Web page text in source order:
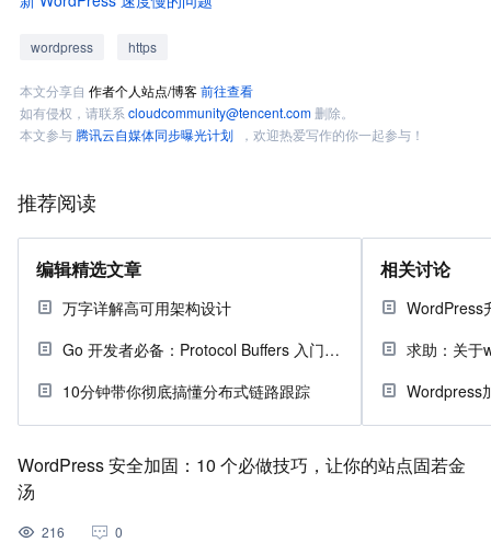
wordpress https
本文分享自 作者个人站点/博客前往查看
如有侵权，请联系 cloudcommunity@tencent.com删除。
本文参与 腾讯云自媒体同步曝光计划 ，欢迎热爱写作的你一起参与！
推荐阅读
编辑精选文章
万字详解高可用架构设计
Go 开发者必备：Protocol Buffers 入门指南
10分钟带你彻底搞懂分布式链路跟踪
相关讨论
WordPress
求助：关于
WordPress 安全加固：10 个必做技巧，让你的站点固若金
汤
216 0